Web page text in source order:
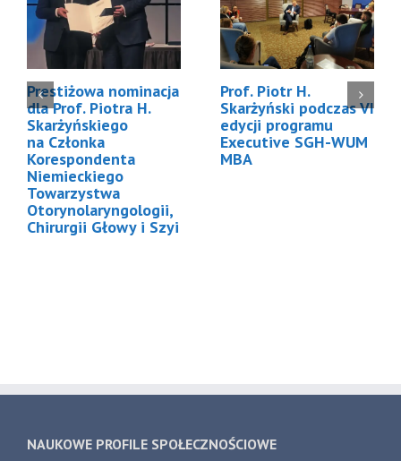
Prestiżowa nominacja
dla Prof. Piotra H.
Skarżyńskiego
na Członka
Korespondenta
Niemieckiego
Towarzystwa
Otorynolaryngologii,
Chirurgii Głowy i Szyi
Prof. Piotr H.
Skarżyński podczas VI
edycji programu
Executive SGH-WUM
MBA
NAUKOWE PROFILE SPOŁECZNOŚCIOWE